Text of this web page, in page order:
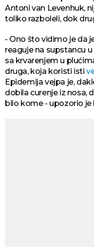
Antoni van Levenhuk,
toliko razboleli, dok
- Ono što vidimo je da
reaguje na supstancu
sa krvarenjem u
druga, koja koristi isti
Epidemija vejpa je,
dobila curenje iz nosa,
bilo kome - upozorio je